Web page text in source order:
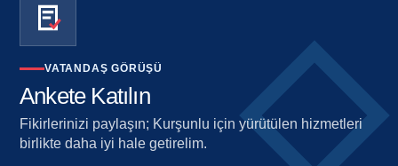
VATANDAŞ GÖRÜŞÜ
Ankete Katılın
Fikirlerinizi paylaşın; Kurşunlu için yürütülen hizmetleri
birlikte daha iyi hale getirelim.